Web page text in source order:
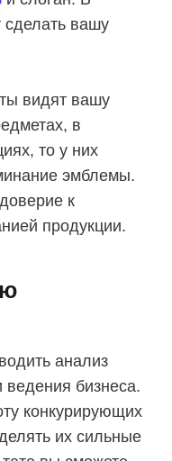
сделать вашу
видят вашу
в
то у них
эмблемы.
к
продукции.
анализ
бизнеса.
конкурирующих
их сильные